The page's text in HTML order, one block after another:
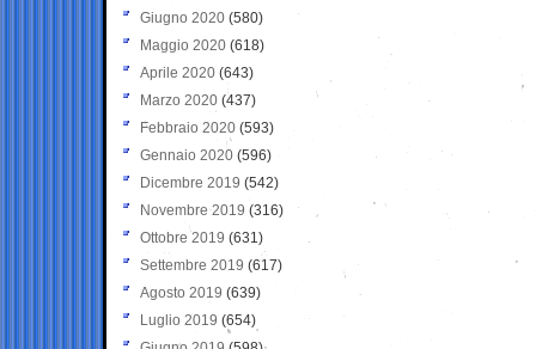
Giugno 2020 (580)
Maggio 2020 (618)
Aprile 2020 (643)
Marzo 2020 (437)
Febbraio 2020 (593)
Gennaio 2020 (596)
Dicembre 2019 (542)
Novembre 2019 (316)
Ottobre 2019 (631)
Settembre 2019 (617)
Agosto 2019 (639)
Luglio 2019 (654)